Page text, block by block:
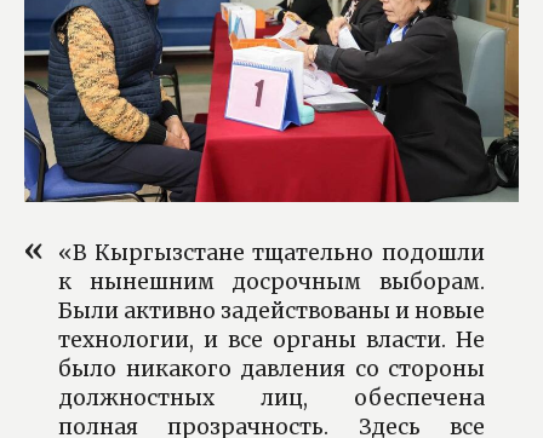
«В Кыргызстане тщательно подошли
к нынешним досрочным выборам.
Были активно задействованы и новые
технологии, и все органы власти. Не
было никакого давления со стороны
должностных лиц, обеспечена
полная прозрачность. Здесь все